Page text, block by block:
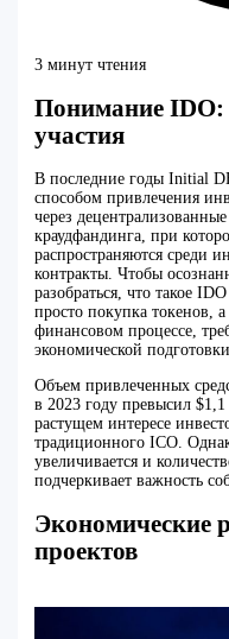
3 минут чтения
Понимание IDO:
участия
В последние годы Initial
способом привлечения
через
краудфандинга, при
распространяются среди
контракты. Чтобы
разобраться, что такое
просто покупка токенов,
финансовом процессе,
экономической
Объем привлеченных
в 2023 году превысил $1,1
растущем интересе
традиционного ICO.
увеличивается и
подчеркивает важность
Экономические
проектов